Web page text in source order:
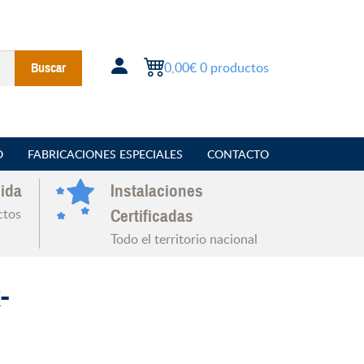
Buscar 0,00€0 productos
FABRICACIONES ESPECIALES CONTACTO
Instalaciones
Certificadas
Todo el territorio nacional